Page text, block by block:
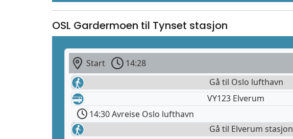
OSL Gardermoen til Tynset stasjon
Start 14:28
Gå til Oslo lufthavn
VY123 Elverum
14:30 Avreise Oslo lufthavn
Gå til Elverum stasjon